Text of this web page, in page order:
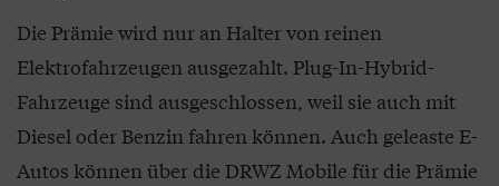
Die Prämie wird nur an Halter von reinen
Elektrofahrzeugen ausgezahlt. Plug-In-Hybrid-
Fahrzeuge sind ausgeschlossen, weil sie auch mit
Diesel oder Benzin fahren können. Auch geleaste E-
Autos können über die DRWZ Mobile für die Prämie